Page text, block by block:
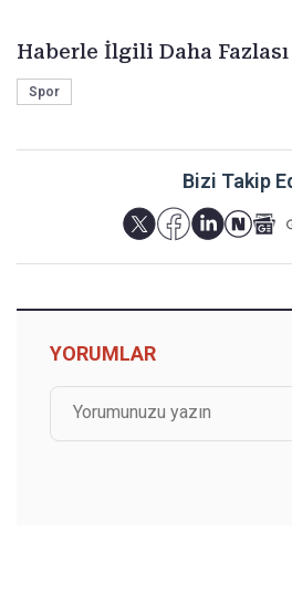
Haberle İlgili Daha Fazlası
Spor
Bizi Takip
YORUMLAR